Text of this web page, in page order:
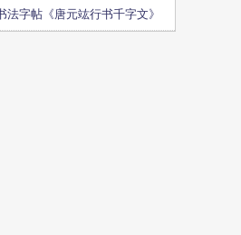
法字帖《唐元竑行书千字文》